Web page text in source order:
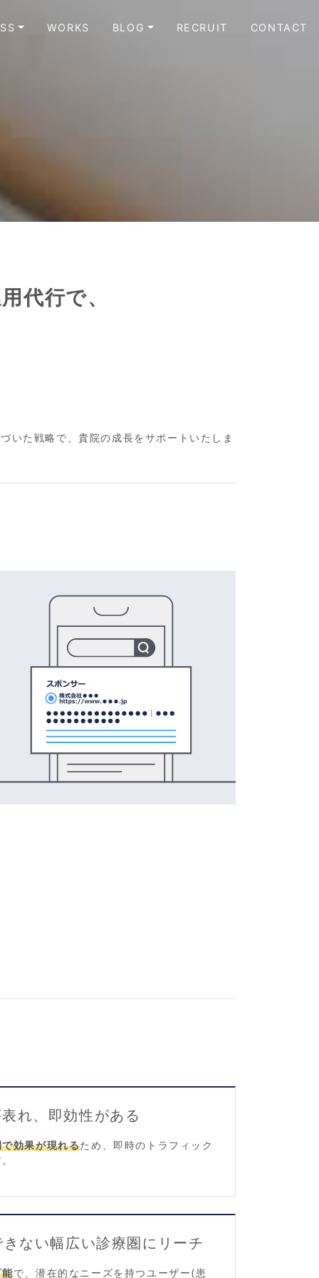
WORKS BLOG RECRUIT CONTACT
代行で、
いた戦略で、貴院の成長をサポートいたしま
れ、即効性がある
効果が現れるため、即時のトラフィック
ない幅広い診療圏にリーチ
能で、潜在的なニーズを持つユーザー(患